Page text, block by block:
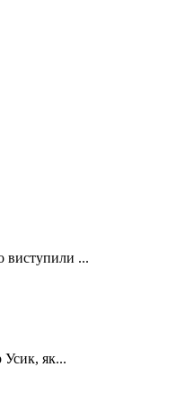
виступили ...
Усик, як...